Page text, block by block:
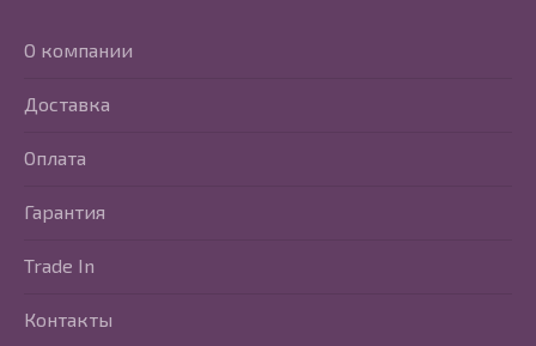
О компании
Доставка
Оплата
Гарантия
Trade In
Контакты